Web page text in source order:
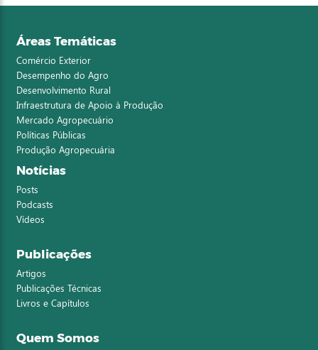
Áreas Temáticas
Comércio Exterior
Desempenho do Agro
Desenvolvimento Rural
Infraestrutura de Apoio à Produção
Mercado Agropecuário
Políticas Públicas
Produção Agropecuária
Notícias
Posts
Podcasts
Vídeos
Publicações
Artigos
Publicações Técnicas
Livros e Capítulos
Quem Somos